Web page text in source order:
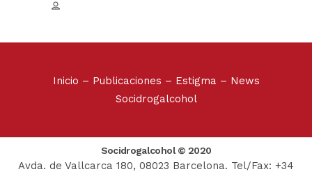
Inicio – Publicaciones – Estigma – News
Socidrogalcohol
Socidrogalcohol © 2020
Avda. de Vallcarca 180, 08023 Barcelona. Tel/Fax: +34